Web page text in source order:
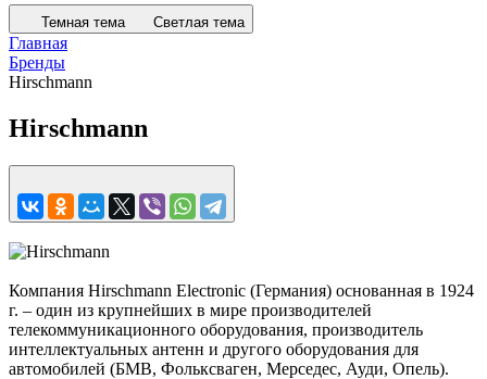
Темная тема Светлая тема
Главная
Бренды
Hirschmann
Hirschmann
Компания Hirschmann Electronic (Германия) основанная в 1924
г. – один из крупнейших в мире производителей
телекоммуникационного оборудования, производитель
интеллектуальных антенн и другого оборудования для
автомобилей (БМВ, Фольксваген, Мерседес, Ауди, Опель).